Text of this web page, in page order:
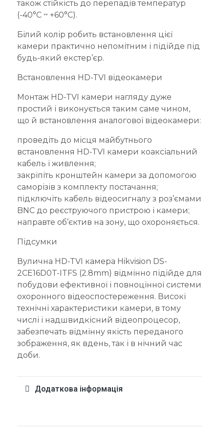
також стійкість до перепадів температур
(-40°C ~ +60°C).
Білий колір робить встановлення цієї
камери практично непомітним і підійде під
будь-який екстер’єр.
Встановлення HD-TVI відеокамери
Монтаж HD-TVI камери нагляду дуже
простий і виконується таким саме чином,
що й встановлення аналогової відеокамери:
проведіть до місця майбутнього
встановлення HD-TVI камери коаксіальний
кабель і живлення;
закріпіть кронштейн камери за допомогою
саморізів з комплекту постачання;
підключіть кабель відеосигналу з роз’ємами
BNC до реєструючого пристрою і камери;
направте об’єктив на зону, що охороняється.
Підсумки
Вулична HD-TVI камера Hikvision DS-
2CE16D0T-ITFS (2.8mm) відмінно підійде для
побудови ефективної і повноцінної системи
охоронного відеоспостереження. Високі
технічні характеристики камери, в тому
числі і надшвидкісний відеопроцесор,
забезпечать відмінну якість переданого
зображення, як вдень, так і в нічний час
доби.
Додаткова інформація